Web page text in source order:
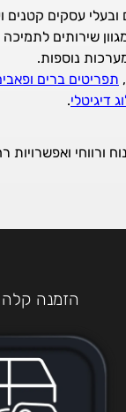
עסקים קטנים
נוספות.
, תפריטים ברים
דיגיטלי.
ורווחי
הזמנה קלה